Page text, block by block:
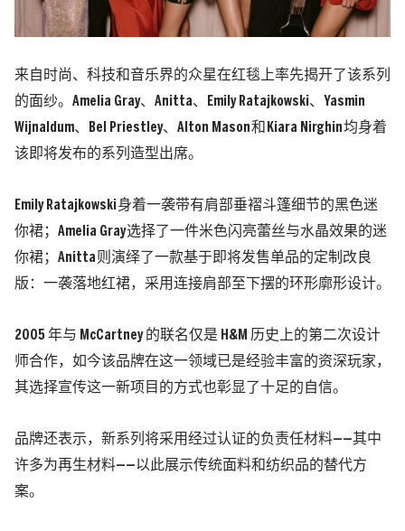
来自时尚、科技和音乐界的众星在红毯上率先揭开了该系列
的面纱。 Amelia Gray、 Anitta、 Emily Ratajkowski、 Yasmin
Wijnaldum、 Bel Priestley、 Alton Mason和 Kiara Nirghin均身着
该即将发布的系列造型出席。
Emily Ratajkowski身着一袭带有肩部垂褶斗篷细节的黑色迷
你裙； Amelia Gray选择了一件米色闪亮蕾丝与水晶效果的迷
你裙； Anitta 则演绎了一款基于即将发售单品的定制改良
版：一袭落地红裙，采用连接肩部至下摆的环形廓形设计。
2005 年与 McCartney 的联名仅是 H&M 历史上的第二次设计
师合作，如今该品牌在这一领域已是经验丰富的资深玩家，
其选择宣传这一新项目的方式也彰显了十足的自信。
品牌还表示，新系列将采用经过认证的负责任材料——其中
许多为再生材料——以此展示传统面料和纺织品的替代方
案。